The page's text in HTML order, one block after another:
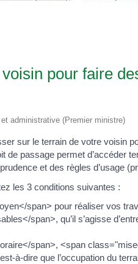
pour faire
administrative (Premier ministre)
sur le terrain de votre voisin
de passage permet d’accéder
et des règles d’usage
les 3 conditions suivantes :
span> pour réaliser vos
span>, qu’il s’agisse
span>, <span
à-dire que l’occupation du